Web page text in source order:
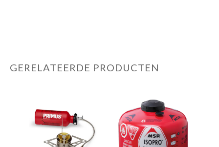
GERELATEERDE PRODUCTEN